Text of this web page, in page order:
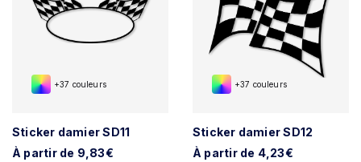
+37 couleurs
Sticker damier SD11
À partir de 9,83€
+37 couleurs
Sticker damier SD12
À partir de 4,23€